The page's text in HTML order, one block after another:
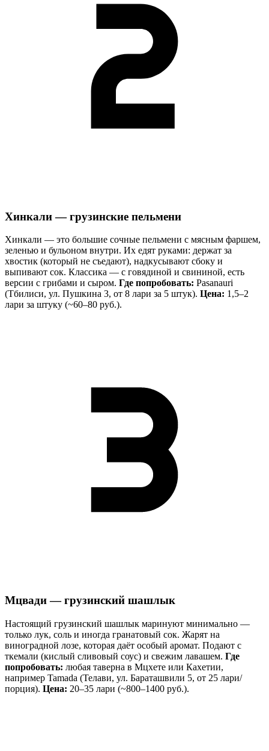
Хинкали — грузинские пельмени
Хинкали — это большие сочные пельмени с мясным фаршем,
зеленью и бульоном внутри. Их едят руками: держат за
хвостик (который не съедают), надкусывают сбоку и
выпивают сок. Классика — с говядиной и свининой, есть
версии с грибами и сыром. Где попробовать: Pasanauri
(Тбилиси, ул. Пушкина 3, от 8 лари за 5 штук). Цена: 1,5–2
лари за штуку (~60–80 руб.).
Мцвади — грузинский шашлык
Настоящий грузинский шашлык маринуют минимально —
только лук, соль и иногда гранатовый сок. Жарят на
виноградной лозе, которая даёт особый аромат. Подают с
ткемали (кислый сливовый соус) и свежим лавашем. Где
попробовать: любая таверна в Мцхете или Кахетии,
например Tamada (Телави, ул. Бараташвили 5, от 25 лари/
порция). Цена: 20–35 лари (~800–1400 руб.).